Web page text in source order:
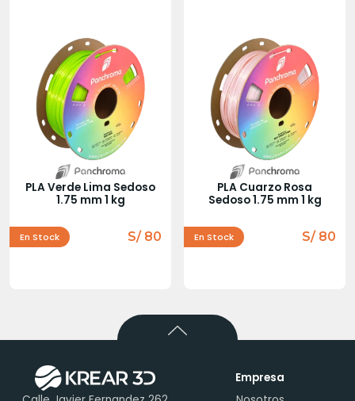
PLA Verde Lima Sedoso
1.75 mm 1 kg
En Stock S/ 80
PLA Cuarzo Rosa
Sedoso 1.75 mm 1 kg
En Stock S/ 80
Empresa